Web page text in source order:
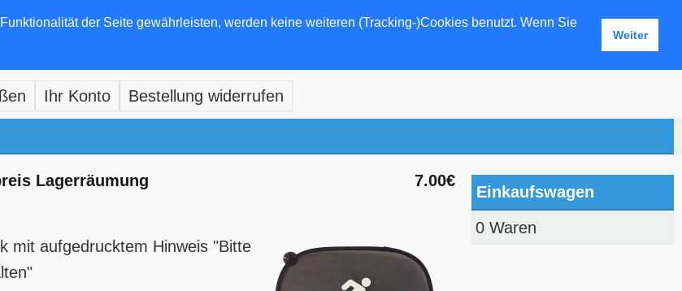
der Seite gewährleisten, werden keine weiteren (Tracking-)Cookies benutzt. Wenn Sie
Weiter
Ihr Konto Bestellung widerrufen
7.00€
Lagerräumung
mit aufgedrucktem Hinweis "Bitte
Einkaufswagen
0 Waren